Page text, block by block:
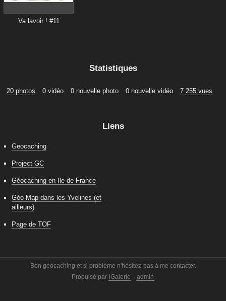
Va lavoir ! #11
Statistiques
20 photos 0 vidéo 0 nouvelle photo 0 nouvelle vidéo 7 255 vues
Liens
Geocaching
Project GC
Géocaching en Ile de France
Géo-Map dans les Yvelines (et
ailleurs)
Page de TOF
Bon géocaching et si problème n'hésitez-pas à me contacter.
Propulsé par iGalerie - admin